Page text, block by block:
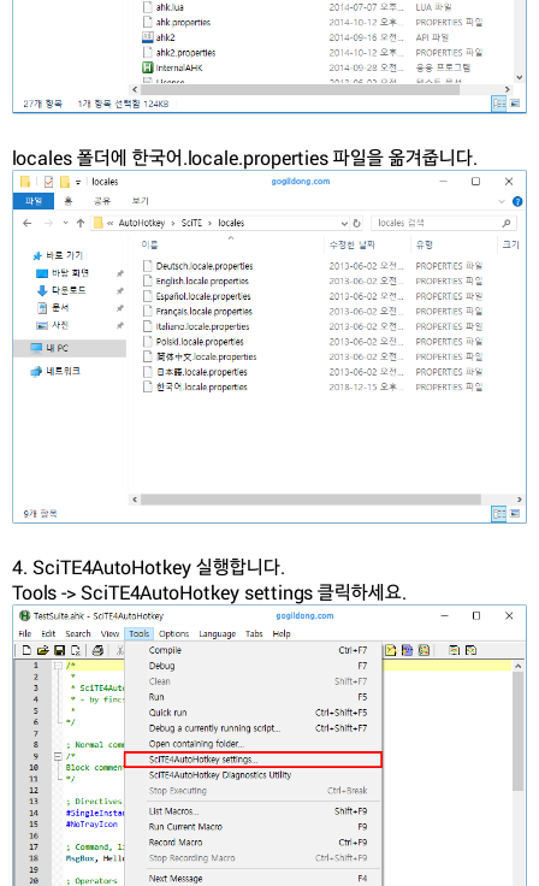
locales 폴더에 한국어.locale.properties 파일을 옮겨줍니다.
4. SciTE4AutoHotkey 실행합니다.
Tools -> SciTE4AutoHotkey settings 클릭하세요.